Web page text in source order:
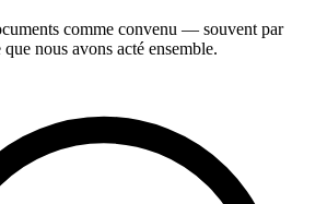
comme convenu — souvent par
nous avons acté ensemble.